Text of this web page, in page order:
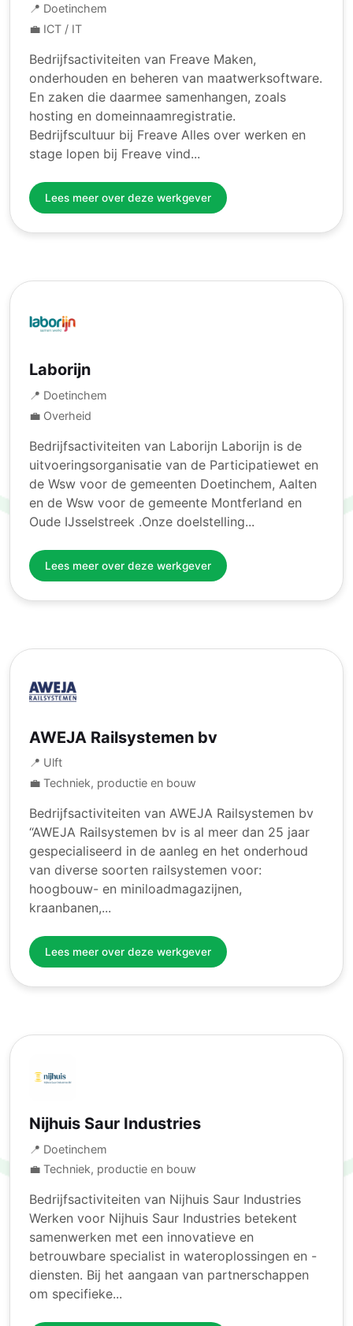
📍 Doetinchem
💼 ICT / IT
Bedrijfsactiviteiten van Freave Maken,
onderhouden en beheren van maatwerksoftware.
En zaken die daarmee samenhangen, zoals
hosting en domeinnaamregistratie.
Bedrijfscultuur bij Freave Alles over werken en
stage lopen bij Freave vind...
Lees meer over deze werkgever
Laborijn
📍 Doetinchem
💼 Overheid
Bedrijfsactiviteiten van Laborijn Laborijn is de
uitvoeringsorganisatie van de Participatiewet en
de Wsw voor de gemeenten Doetinchem, Aalten
en de Wsw voor de gemeente Montferland en
Oude IJsselstreek .Onze doelstelling...
Lees meer over deze werkgever
AWEJA Railsystemen bv
📍 Ulft
💼 Techniek, productie en bouw
Bedrijfsactiviteiten van AWEJA Railsystemen bv
“AWEJA Railsystemen bv is al meer dan 25 jaar
gespecialiseerd in de aanleg en het onderhoud
van diverse soorten railsystemen voor:
hoogbouw- en miniloadmagazijnen,
kraanbanen,...
Lees meer over deze werkgever
Nijhuis Saur Industries
📍 Doetinchem
💼 Techniek, productie en bouw
Bedrijfsactiviteiten van Nijhuis Saur Industries
Werken voor Nijhuis Saur Industries betekent
samenwerken met een innovatieve en
betrouwbare specialist in wateroplossingen en -
diensten. Bij het aangaan van partnerschappen
om specifieke...